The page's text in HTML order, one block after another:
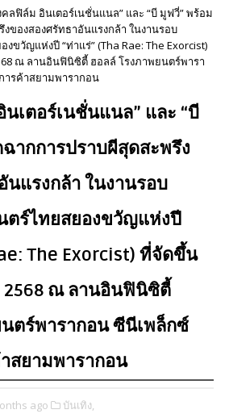
ลฟิล์ม อินเตอร์เนชั่นแนล” และ “บี มูฟวี่” พร้อม
ของสองศรัทธาอันแรงกล้า ในงานรอบ
ขวัญแห่งปี “ท่าแร่” (Tha Rae: The Exorcist)
ณ ลานอินฟินิซิตี้ ฮอลล์ โรงภาพยนตร์พารา
รค้าสยามพารากอน
เตอร์เนชั่นแนล” และ “บี
ากการปราบผีสุดสะพรึง
นแรงกล้า ในงานรอบ
ร์ไทยสยองขวัญแห่งปี
The Exorcist) ที่จัดขึ้น
2568 ณ ลานอินฟินิซิตี้
ตร์พารากอน ซีนีเพล็กซ์
สยามพารากอน
ago บันเทิง,